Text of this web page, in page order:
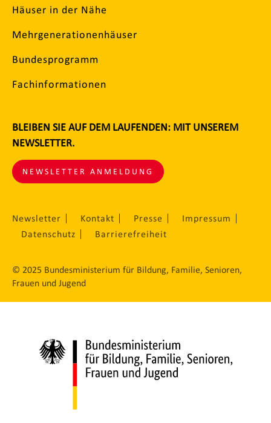
Häuser in der Nähe
Mehrgenerationenhäuser
Bundesprogramm
Fachinformationen
BLEIBEN SIE AUF DEM LAUFENDEN: MIT UNSEREM
NEWSLETTER.
NEWSLETTER ANMELDUNG
Newsletter Kontakt Presse
Impressum
Datenschutz
Barrierefreiheit
© 2025 Bundesministerium für Bildung, Familie, Senioren,
Frauen und Jugend